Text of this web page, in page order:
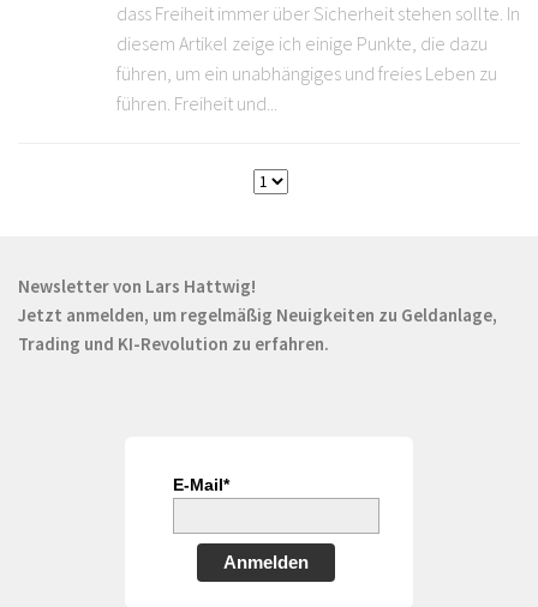
dass Freiheit immer über Sicherheit stehen sollte. In
diesem Artikel zeige ich einige Punkte, die dazu
führen, um ein unabhängiges und freies Leben zu
führen. Freiheit und...
Newsletter von Lars Hattwig!
Jetzt anmelden, um regelmäßig Neuigkeiten zu Geldanlage,
Trading und KI-Revolution zu erfahren.
E-Mail*
Anmelden